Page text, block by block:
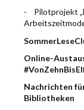
Pilotprojekt
Online-
Nachrichten
Bibliotheken